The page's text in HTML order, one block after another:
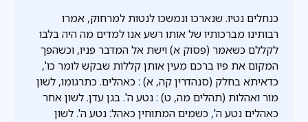
כנחלים נטיו. שנארכו ונמשכו לנטות למרחוק, אמרו
רבותינו מברכותיו של אותו רשע אנו למדים מה היה בלבו
לקללם כשאמר (פסוק א) וישת אל המדבר פניו, וכשהפך
המקום את פיו ברכם מעין אותן קללות שבקש לומר כו',
כדאיתא בחלק (סנהדרין קה, א) : כאהלים. כתרגומו, לשון
מור ואהלות (תהלים מה, ט) : נטע ה'. בגן עדן. לשון אחר
כאהלים נטע ה', כשמים המתוחין כאהל: נטע ה'. לשון